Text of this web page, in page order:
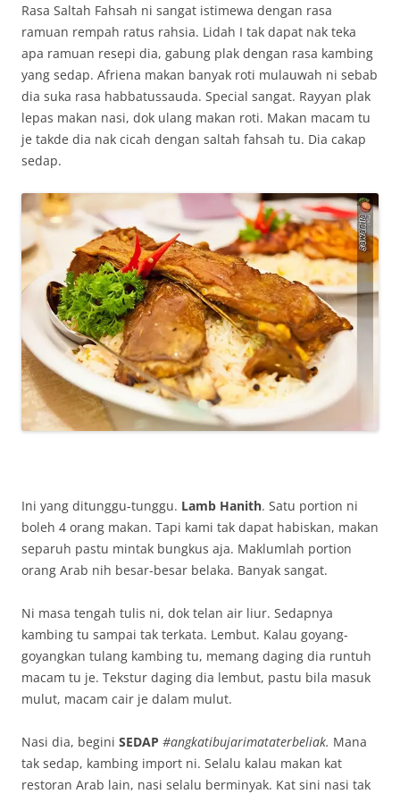
Rasa Saltah Fahsah ni sangat istimewa dengan rasa
ramuan rempah ratus rahsia. Lidah I tak dapat nak teka
apa ramuan resepi dia, gabung plak dengan rasa kambing
yang sedap. Afriena makan banyak roti mulauwah ni sebab
dia suka rasa habbatussauda. Special sangat. Rayyan plak
lepas makan nasi, dok ulang makan roti. Makan macam tu
je takde dia nak cicah dengan saltah fahsah tu. Dia cakap
sedap.
Ini yang ditunggu-tunggu. Lamb Hanith. Satu portion ni
boleh 4 orang makan. Tapi kami tak dapat habiskan, makan
separuh pastu mintak bungkus aja. Maklumlah portion
orang Arab nih besar-besar belaka. Banyak sangat.
Ni masa tengah tulis ni, dok telan air liur. Sedapnya
kambing tu sampai tak terkata. Lembut. Kalau goyang-
goyangkan tulang kambing tu, memang daging dia runtuh
macam tu je. Tekstur daging dia lembut, pastu bila masuk
mulut, macam cair je dalam mulut.
Nasi dia, begini SEDAP #angkatibujarimataterbeliak. Mana
tak sedap, kambing import ni. Selalu kalau makan kat
restoran Arab lain, nasi selalu berminyak. Kat sini nasi tak